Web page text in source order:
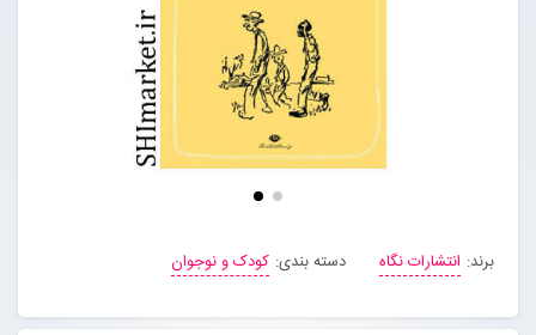
برند: انتشارات نگاه دسته بندی: کودک و نوجوان